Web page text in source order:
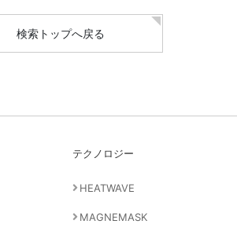
検索トップへ戻る
テクノロジー
HEATWAVE
MAGNEMASK